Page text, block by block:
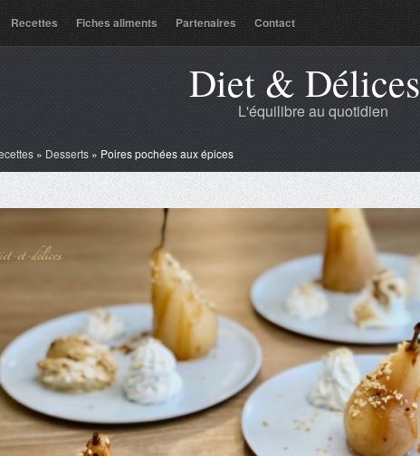
Recettes Fiches aliments Partenaires Contact
Diet & Délices
L'équilibre au quotidien
» Desserts » Poires pochées aux épices